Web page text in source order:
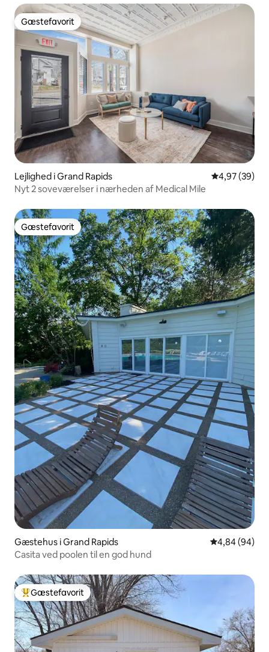
Gæstefavorit
Gæstefavorit
Lejlighed i Grand Rapids 4,97 ud af 5 i
4,97 (39)
Nyt 2 soveværelser i nærheden af Medical Mile
Gæstefavorit
Gæstefavorit
Gæstehus i Grand Rapids 4,84 ud af 5 i
4,84 (94)
Casita ved poolen til en god hund
Bedste gæstefavorit
Gæstefavorit